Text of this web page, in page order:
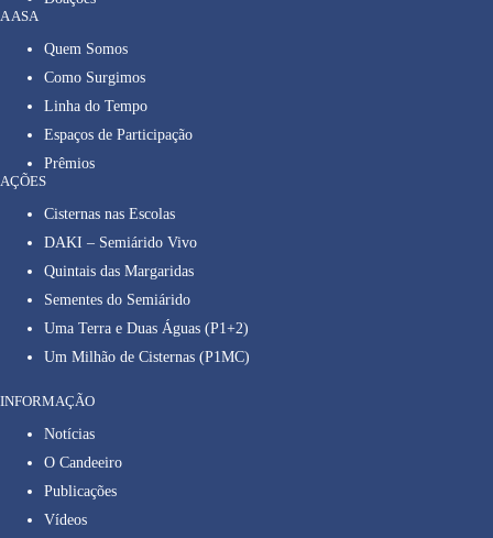
A ASA
Quem Somos
Como Surgimos
Linha do Tempo
Espaços de Participação
Prêmios
AÇÕES
Cisternas nas Escolas
DAKI – Semiárido Vivo
Quintais das Margaridas
Sementes do Semiárido
Uma Terra e Duas Águas (P1+2)
Um Milhão de Cisternas (P1MC)
INFORMAÇÃO
Notícias
O Candeeiro
Publicações
Vídeos